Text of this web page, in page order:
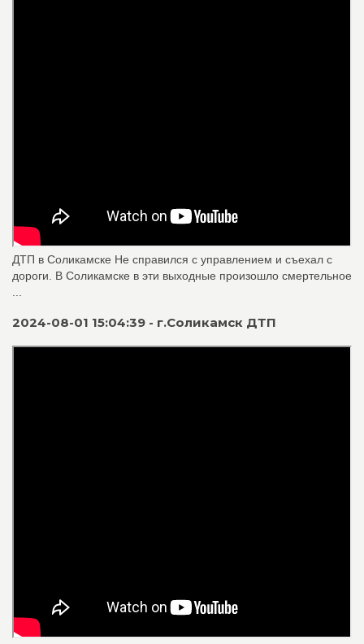
ДТП в Соликамске Не справился с управлением и съехал с
дороги. В Соликамске в эти выходные произошло смертельное
2024-08-01 15:04:39 - г.Соликамск ДТП